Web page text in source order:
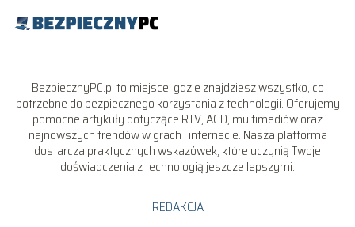
BezpiecznyPC.pl to miejsce, gdzie znajdziesz wszystko, co
potrzebne do bezpiecznego korzystania z technologii. Oferujemy
pomocne artykuły dotyczące RTV, AGD, multimediów oraz
najnowszych trendów w grach i internecie. Nasza platforma
dostarcza praktycznych wskazówek, które uczynią Twoje
doświadczenia z technologią jeszcze lepszymi.
REDAKCJA